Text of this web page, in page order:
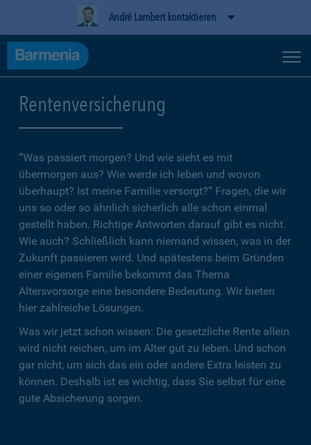
André Lambert kontaktieren
Rentenversicherung
”Was passiert morgen? Und wie sieht es mit
übermorgen aus? Wie werde ich leben und wovon
überhaupt? Ist meine Familie versorgt?” Fragen, die wir
uns so oder so ähnlich sicherlich alle schon einmal
gestellt haben. Richtige Antworten darauf gibt es nicht.
Wie auch? Schließlich kann niemand wissen, was in der
Zukunft passieren wird. Und spätestens beim Gründen
einer eigenen Familie bekommt das Thema
Altersvorsorge eine besondere Bedeutung. Wir bieten
hier zahlreiche Lösungen.
Was wir jetzt schon wissen: Die gesetzliche Rente allein
wird nicht reichen, um im Alter gut zu leben. Und schon
gar nicht, um sich das ein oder andere Extra leisten zu
können. Deshalb ist es wichtig, dass Sie selbst für eine
gute Absicherung sorgen.